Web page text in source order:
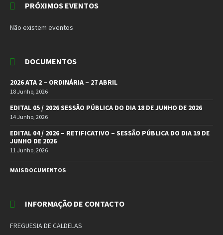
PRÓXIMOS EVENTOS
Não existem eventos
DOCUMENTOS
2026 ATA 2 – ORDINÁRIA – 27 ABRIL
18 Junho, 2026
EDITAL 05 / 2026 SESSÃO PÚBLICA DO DIA 18 DE JUNHO DE 2026
14 Junho, 2026
EDITAL 04 / 2026 – RETIFICATIVO – SESSÃO PÚBLICA DO DIA 19 DE
JUNHO DE 2026
11 Junho, 2026
MAIS DOCUMENTOS
INFORMAÇÃO DE CONTACTO
FREGUESIA DE CALDELAS